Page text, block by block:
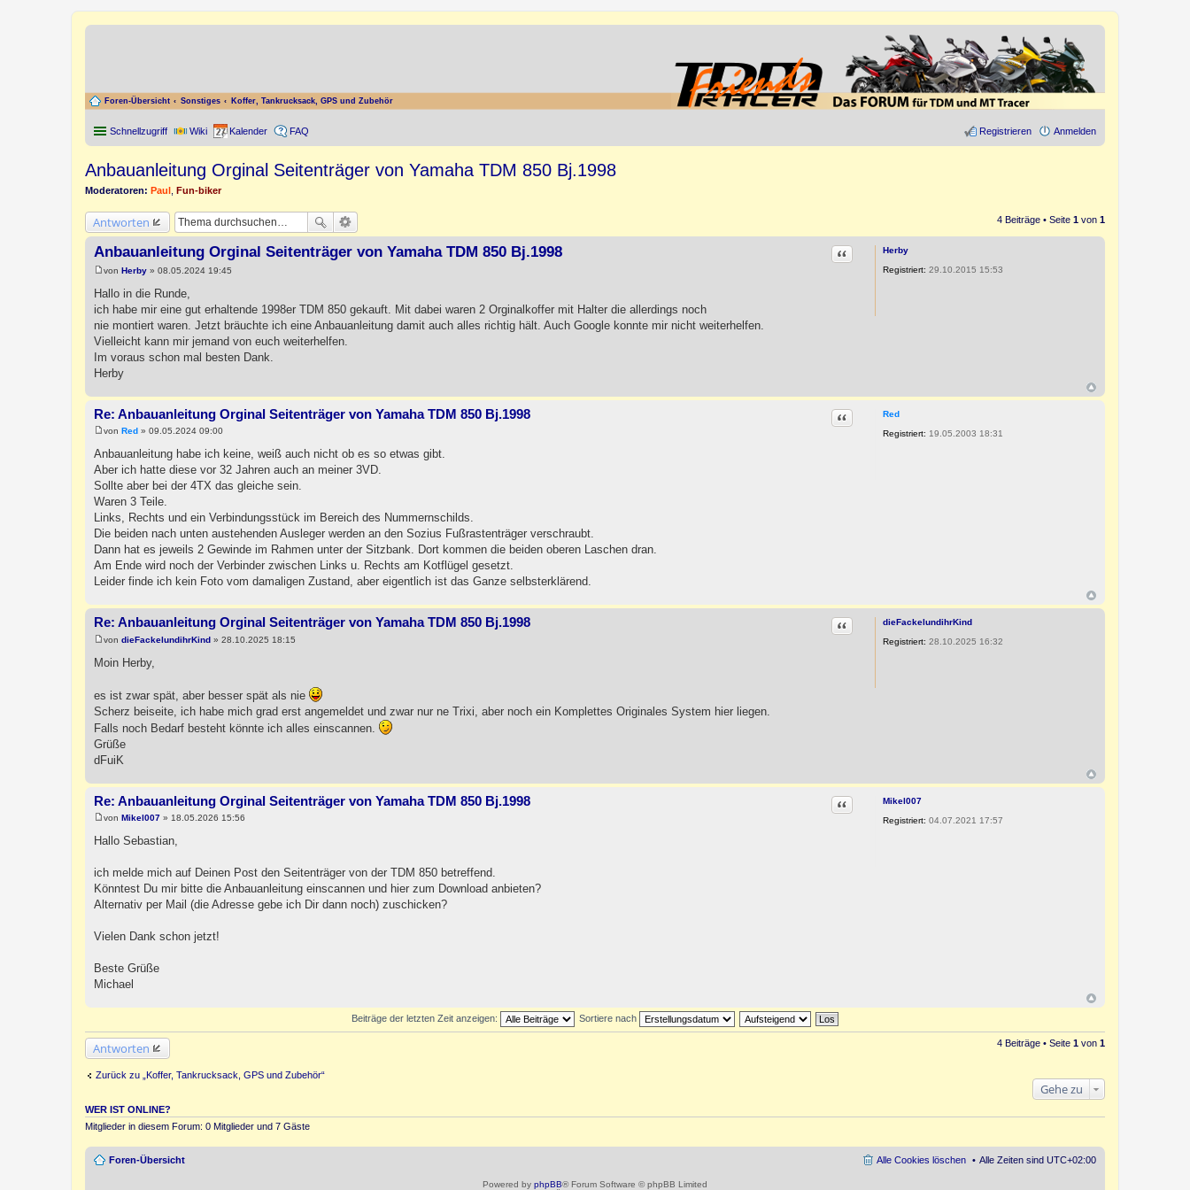
Foren-Übersicht Sonstiges Koffer, Tankrucksack, GPS und Zubehör
Schnellzugriff Wiki Kalender FAQ Anmelden
Registrieren
Anbauanleitung Orginal Seitenträger von Yamaha TDM 850 Bj.1998
Moderatoren: Paul Fun-biker
Antworten 4 Beiträge • Seite 1 von 1
Herby
Registriert: 29.10.2015 15:53
Anbauanleitung Orginal Seitenträger von Yamaha TDM 850 Bj.1998 Zitat
i
t
a
g
von Herby » 08.05.2024 19:45
Hallo in die Runde,
ich habe mir eine gut erhaltende 1998er TDM 850 gekauft. Mit dabei waren 2 Orginalkoffer mit Halter die allerdings noch
nie montiert waren. Jetzt bräuchte ich eine Anbauanleitung damit auch alles richtig hält. Auch Google konnte mir nicht weiterhelfen.
Vielleicht kann mir jemand von euch weiterhelfen.
Im voraus schon mal besten Dank.
Herby
Red
Registriert: 19.05.2003 18:31
Re: Anbauanleitung Orginal Seitenträger von Yamaha TDM 850 Bj.1998 Zitat
e
t
a
g
von Red » 09.05.2024 09:00
Anbauanleitung habe ich keine, weiß auch nicht ob es so etwas gibt.
Aber ich hatte diese vor 32 Jahren auch an meiner 3VD.
Sollte aber bei der 4TX das gleiche sein.
Waren 3 Teile.
Links, Rechts und ein Verbindungsstück im Bereich des Nummernschilds.
Die beiden nach unten austehenden Ausleger werden an den Sozius Fußrastenträger verschraubt.
Dann hat es jeweils 2 Gewinde im Rahmen unter der Sitzbank. Dort kommen die beiden oberen Laschen dran.
Am Ende wird noch der Verbinder zwischen Links u. Rechts am Kotflügel gesetzt.
Leider finde ich kein Foto vom damaligen Zustand, aber eigentlich ist das Ganze selbsterklärend.
dieFackelundihrKind
Registriert: 28.10.2025 16:32
Re: Anbauanleitung Orginal Seitenträger von Yamaha TDM 850 Bj.1998 Zitat
i
a
g
von dieFackelundihrKind » 28.10.2025 18:15
Moin Herby,
es ist zwar spät, aber besser spät als nie
Scherz beiseite, ich habe mich grad erst angemeldet und zwar nur ne Trixi, aber noch ein Komplettes Originales System hier liegen.
Falls noch Bedarf besteht könnte ich alles einscannen.
Grüße
dFuiK
Mikel007
Registriert: 04.07.2021 17:57
Re: Anbauanleitung Orginal Seitenträger von Yamaha TDM 850 Bj.1998 Zitat
e
i
r
a
g
von Mikel007 » 18.05.2026 15:56
Hallo Sebastian,
ich melde mich auf Deinen Post den Seitenträger von der TDM 850 betreffend.
Könntest Du mir bitte die Anbauanleitung einscannen und hier zum Download anbieten?
Alternativ per Mail (die Adresse gebe ich Dir dann noch) zuschicken?
Vielen Dank schon jetzt!
Beste Grüße
Michael
Beiträge der letzten Zeit anzeigen: Sortiere nach
Antworten 4 Beiträge • Seite 1 von 1
Zurück zu „Koffer, Tankrucksack, GPS und Zubehör“
Gehe zu
WER IST ONLINE?
Mitglieder in diesem Forum: 0 Mitglieder und 7 Gäste
Foren-Übersicht Alle Zeiten sind UTC+02:00
Alle Cookies löschen
Powered by phpBB® Forum Software © phpBB Limited